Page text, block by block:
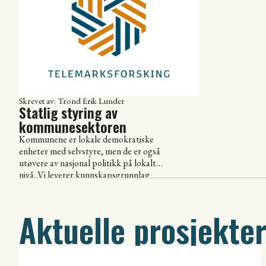
med å løse disse utfordringene
gjennom en lang rekke prosjekter for
enkeltkommuner om deres økonomi
og drift. Disse utredningene fokuserer
Skrevet av: Trond Erik Lunder
Statlig styring av
kommunesektoren
Kommunene er lokale demokratiske
enheter med selvstyre, men de er også
utøvere av nasjonal politikk på lokalt
nivå. Vi leverer kunnskapsgrunnlag
overordnet blikk på sektoren, og har
behov for kunnskap som bidrar til at
den helhetlige styringen av sektoren
Aktuelle prosjekter